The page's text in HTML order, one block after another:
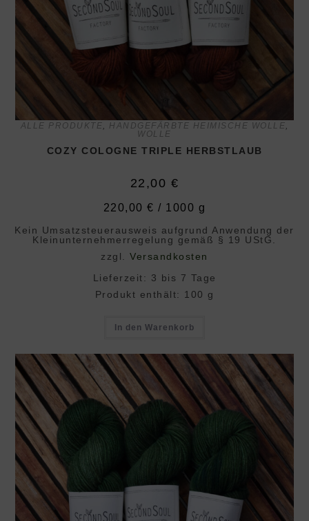
ALLE PRODUKTE, HANDGEFÄRBTE HEIMISCHE WOLLE,
WOLLE
COZY COLOGNE TRIPLE HERBSTLAUB
22,00 €
220,00€ / 1000 g
Kein Umsatzsteuerausweis aufgrund Anwendung der
Klein­unternehmer­regelung gemäß § 19 UStG.
zzgl.Versandkosten
Lieferzeit: 3 bis 7 Tage
Produkt enthält: 100 g
In den Warenkorb